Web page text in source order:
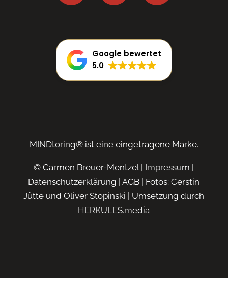
Google bewertet
5.0
MINDtoring® ist eine eingetragene Marke.
© Carmen Breuer-Mentzel | Impressum |
Datenschutzerklärung |AGB | Fotos: Cerstin
Jütte und Oliver Stopinski | Umsetzung durch
HERKULES.media